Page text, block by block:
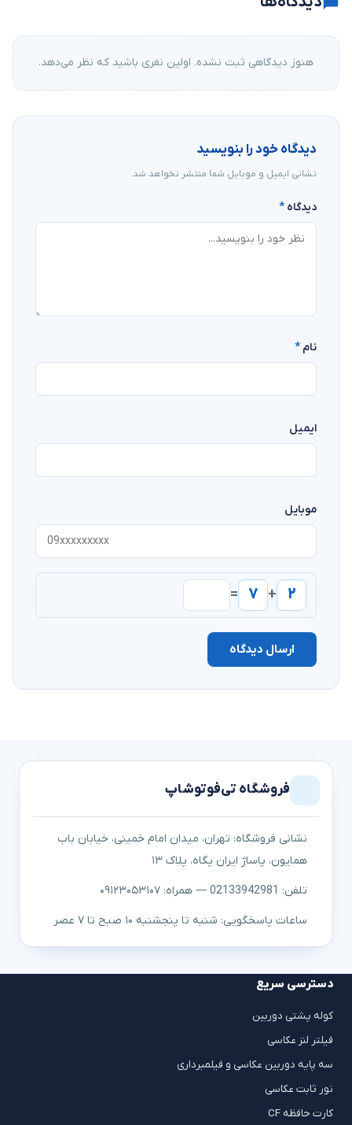
هنوز دیدگاهی ثبت نشده. اولین نفری باشید که نظر می‌دهد.
دیدگاه خود را بنویسید
نشانی ایمیل و موبایل شما منتشر نخواهد شد.
دیدگاه *
نام *
ایمیل
موبایل
۲ + ۷ =
ارسال دیدگاه
فروشگاه تی‌فوتوشاپ
نشانی فروشگاه: تهران، میدان امام خمینی، خیابان باب
همایون، پاساژ ایران پگاه، پلاک ۱۳
تلفن: 02133942981 — همراه: ۰۹۱۲۳۰۵۳۱۰۷
ساعات پاسخگویی: شنبه تا پنجشنبه ۱۰ صبح تا ۷ عصر
دسترسی سریع
کوله پشتی دوربین
فیلتر لنز عکاسی
سه پایه دوربین عکاسی و فیلمبرداری
نور ثابت عکاسی
کارت حافظه CF